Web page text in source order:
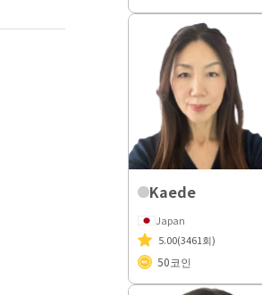
Kaede
Japan
5.00(3461회)
50코인